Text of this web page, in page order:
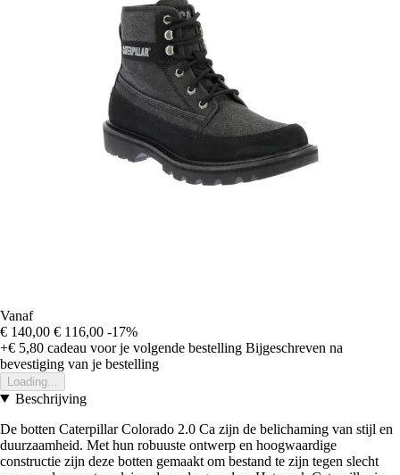
Vanaf
€ 140,00 € 116,00 -17%
+€ 5,80 cadeau voor je volgende bestelling Bijgeschreven na
bevestiging van je bestelling
Loading...
Beschrijving
De botten Caterpillar Colorado 2.0 Ca zijn de belichaming van stijl en
duurzaamheid. Met hun robuuste ontwerp en hoogwaardige
constructie zijn deze botten gemaakt om bestand te zijn tegen slecht